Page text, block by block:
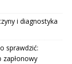
i diagnostyka
sprawdzić:
zapłonowy